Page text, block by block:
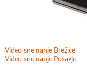
Video snemanje Brežice
Video snemanje Posavje